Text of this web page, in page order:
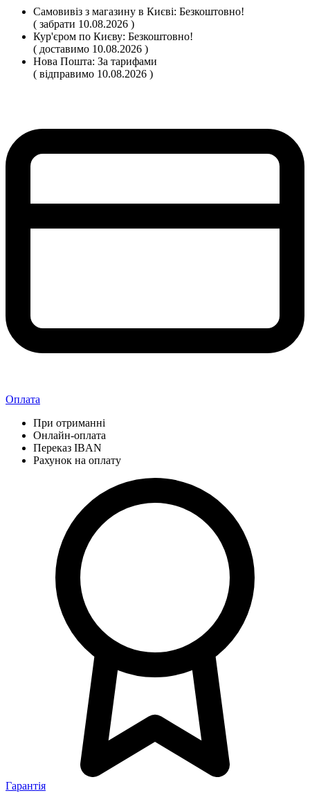
Самовивіз з магазину в Києві: Безкоштовно!
( забрати 10.08.2026 )
Кур'єром по Києву: Безкоштовно!
( доставимо 10.08.2026 )
Нова Пошта: За тарифами
( відправимо 10.08.2026 )
Оплата
При отриманні
Онлайн-оплата
Переказ IBAN
Рахунок на оплату
Гарантія